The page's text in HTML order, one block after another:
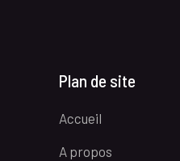
Plan de site
Accueil
A propos